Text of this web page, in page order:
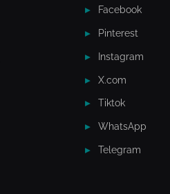
Facebook
Pinterest
Instagram
X.com
Tiktok
WhatsApp
Telegram